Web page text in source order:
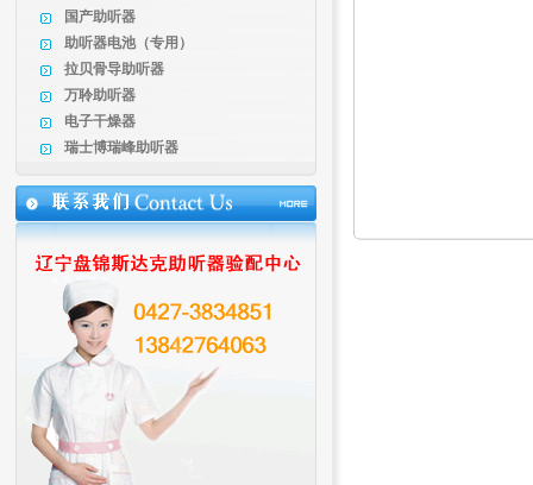
国产助听器
助听器电池（专用）
拉贝骨导助听器
万聆助听器
电子干燥器
瑞士博瑞峰助听器